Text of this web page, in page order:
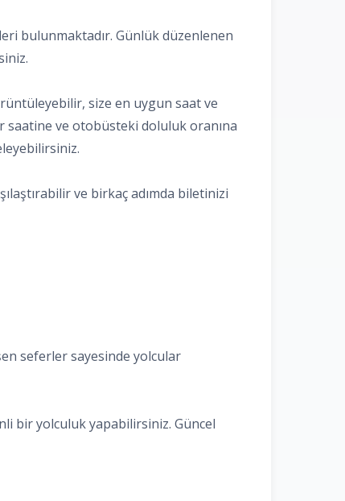
bulunmaktadır. Günlük düzenlenen
size en uygun saat ve
saatine ve otobüsteki doluluk oranına
ve birkaç adımda biletinizi
seferler sayesinde yolcular
bir yolculuk yapabilirsiniz. Güncel